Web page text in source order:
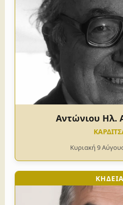
Αντώνιου Ηλ.
Κυριακή 9
ΚΗΔΕΙΑ